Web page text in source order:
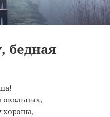
бедная
окольных,
хороша,